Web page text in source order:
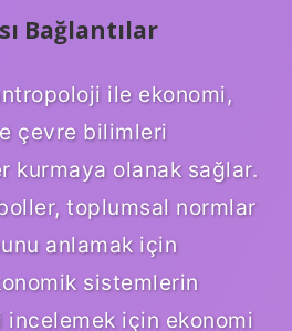
Bağlantılar
ile ekonomi,
çevre bilimleri
kurmaya olanak sağlar.
toplumsal normlar
anlamak için
sistemlerin
için ekonomi